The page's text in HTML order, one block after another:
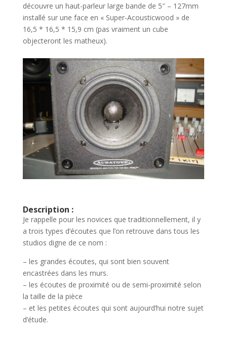
découvre un haut-parleur large bande de 5″ – 127mm
installé sur une face en « Super-Acousticwood » de
16,5 * 16,5 * 15,9 cm (pas vraiment un cube
objecteront les matheux).
Description :
Je rappelle pour les novices que traditionnellement, il y
a trois types d’écoutes que l’on retrouve dans tous les
studios digne de ce nom :
– les grandes écoutes, qui sont bien souvent
encastrées dans les murs.
– les écoutes de proximité ou de semi-proximité selon
la taille de la pièce
– et les petites écoutes qui sont aujourd’hui notre sujet
d’étude.